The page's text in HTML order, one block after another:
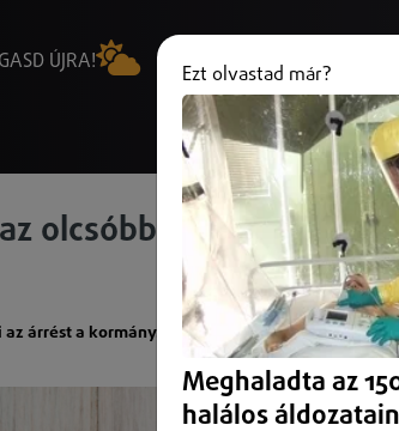
ÚJRA! +36 (20)
olcsóbb élelmiszerek
árrést a kormány.
Ezt olvastad már?
Meghaladta az
halálos